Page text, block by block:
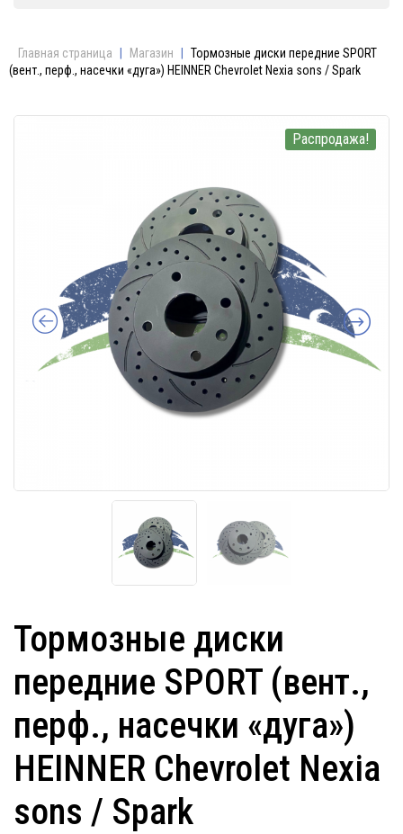
Главная страница Магазин
Тормозные диски передние SPORT
(вент., перф., насечки «дуга») HEINNER Chevrolet Nexia sons / Spark
Распродажа!
Тормозные диски
передние SPORT (вент.,
перф., насечки «дуга»)
HEINNER Chevrolet Nexia
sons / Spark